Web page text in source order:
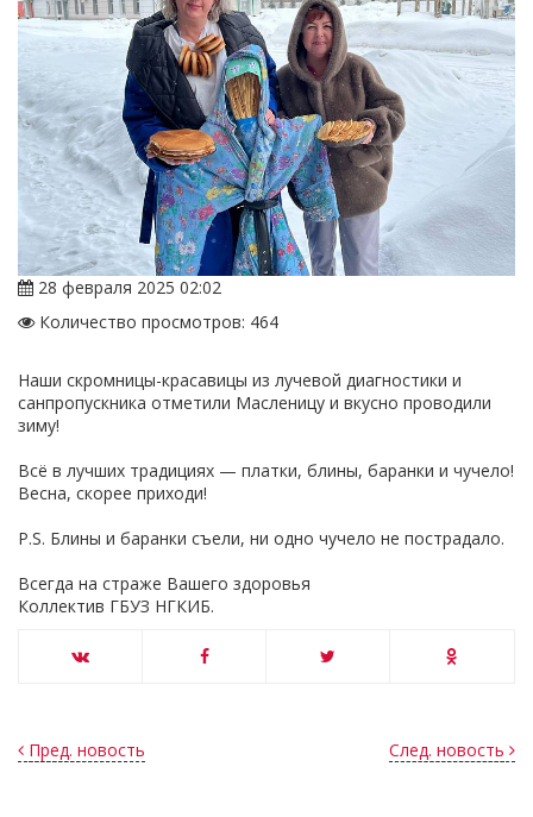
28 февраля 2025 02:02
Количество просмотров: 464
Наши скромницы-красавицы из лучевой диагностики и
санпропускника отметили Масленицу и вкусно проводили
зиму!
Всё в лучших традициях — платки, блины, баранки и чучело!
Весна, скорее приходи!
P.S. Блины и баранки съели, ни одно чучело не пострадало.
Всегда на страже Вашего здоровья
Коллектив ГБУЗ НГКИБ.
След. новость
Пред. новость